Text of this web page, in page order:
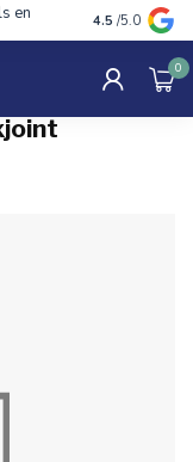
en Advies van
4.5 /5.0
0